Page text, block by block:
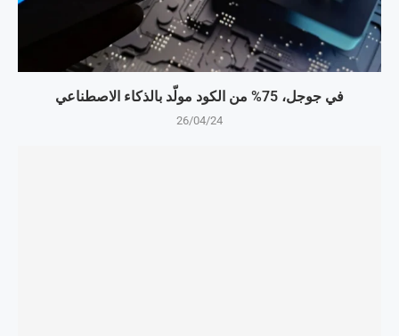
في جوجل، 75% من الكود مولّد بالذكاء الاصطناعي
26/04/24